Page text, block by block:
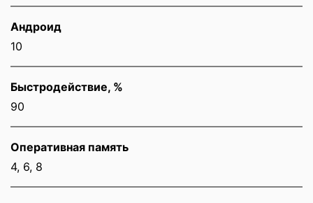
Андроид
10
Быстродействие, %
90
Оперативная память
4, 6, 8